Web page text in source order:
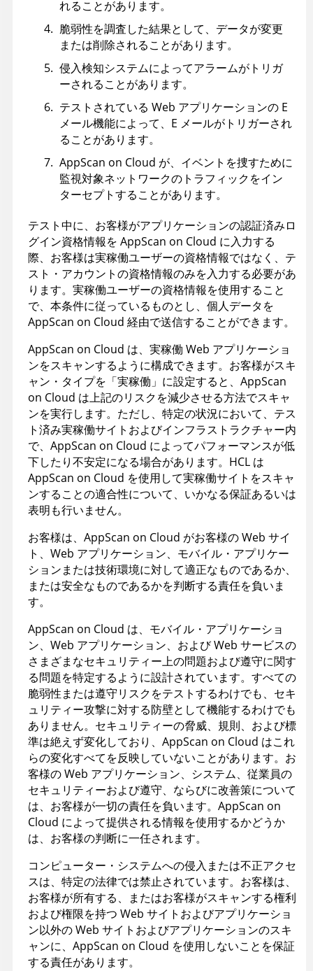
れることがあります。
脆弱性を調査した結果として、データが変更
または削除されることがあります。
侵入検知システムによってアラームがトリガ
ーされることがあります。
テストされている Web アプリケーションの E
メール機能によって、E メールがトリガーされ
ることがあります。
AppScan on Cloud が、イベントを捜すために
監視対象ネットワークのトラフィックをイン
ターセプトすることがあります。
テスト中に、お客様がアプリケーションの認証済みロ
グイン資格情報を AppScan on Cloud に入力する
際、お客様は実稼働ユーザーの資格情報ではなく、テ
スト・アカウントの資格情報のみを入力する必要があ
ります。実稼働ユーザーの資格情報を使用すること
で、本条件に従っているものとし、個人データを
AppScan on Cloud 経由で送信することができます。
AppScan on Cloud は、実稼働 Web アプリケーショ
ンをスキャンするように構成できます。お客様がスキ
ャン・タイプを「実稼働」に設定すると、AppScan
on Cloud は上記のリスクを減少させる方法でスキャ
ンを実行します。ただし、特定の状況において、テス
ト済み実稼働サイトおよびインフラストラクチャー内
で、AppScan on Cloud によってパフォーマンスが低
下したり不安定になる場合があります。HCL は
AppScan on Cloud を使用して実稼働サイトをスキャ
ンすることの適合性について、いかなる保証あるいは
表明も行いません。
お客様は、AppScan on Cloud がお客様の Web サイ
ト、Web アプリケーション、モバイル・アプリケー
ションまたは技術環境に対して適正なものであるか、
または安全なものであるかを判断する責任を負いま
す。
AppScan on Cloud は、モバイル・アプリケーショ
ン、Web アプリケーション、および Web サービスの
さまざまなセキュリティー上の問題および遵守に関す
る問題を特定するように設計されています。すべての
脆弱性または遵守リスクをテストするわけでも、セキ
ュリティー攻撃に対する防壁として機能するわけでも
ありません。セキュリティーの脅威、規則、および標
準は絶えず変化しており、AppScan on Cloud はこれ
らの変化すべてを反映していないことがあります。お
客様の Web アプリケーション、システム、従業員の
セキュリティーおよび遵守、ならびに改善策について
は、お客様が一切の責任を負います。AppScan on
Cloud によって提供される情報を使用するかどうか
は、お客様の判断に一任されます。
コンピューター・システムへの侵入または不正アクセ
スは、特定の法律では禁止されています。お客様は、
お客様が所有する、またはお客様がスキャンする権利
および権限を持つ Web サイトおよびアプリケーショ
ン以外の Web サイトおよびアプリケーションのスキ
ャンに、AppScan on Cloud を使用しないことを保証
する責任があります。